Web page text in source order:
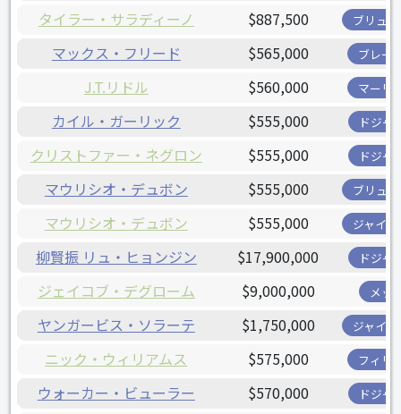
タイラー・サラディーノ $887,500 ブリュ
マックス・フリード $565,000 ブレー
J.T.リドル $560,000 マーリ
カイル・ガーリック $555,000 ドジャ
クリストファー・ネグロン $555,000 ドジャ
マウリシオ・デュボン $555,000 ブリュ
マウリシオ・デュボン $555,000 ジャイ
柳賢振 リュ・ヒョンジン $17,900,000 ドジャ
ジェイコブ・デグローム $9,000,000 メッ
ヤンガービス・ソラーテ $1,750,000 ジャイ
ニック・ウィリアムス $575,000 フィリ
ウォーカー・ビューラー $570,000 ドジャ